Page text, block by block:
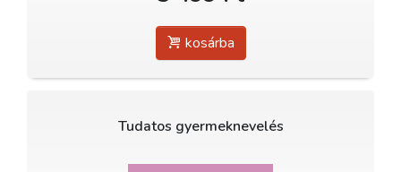
kosárba
Tudatos gyermeknevelés